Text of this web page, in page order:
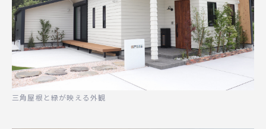
三角屋根と緑が映える外観